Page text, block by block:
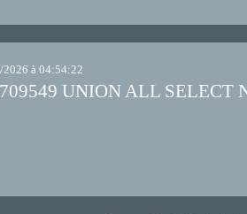
à 04:54:22
UNION ALL